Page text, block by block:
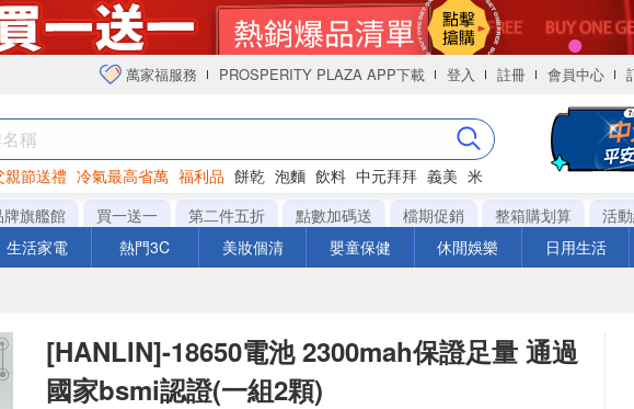
萬家福服務 PROSPERITY PLAZA APP下載 登入 註冊 會員中心
親節送禮 冷氣最高省萬 福利品 餅乾 泡麵 飲料 中元拜拜 義美 米
牌旗艦館 買一送一 第二件五折 點數加碼送 檔期促銷 整箱購划算 活
生活家電 熱門3C 美妝個清 嬰童保健 休閒娛樂 日用生活
[HANLIN]-18650電池 2300mah保證足量 通過
國家bsmi認證(一組2顆)